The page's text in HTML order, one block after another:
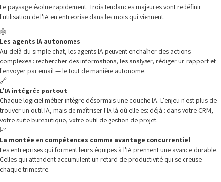
Le paysage évolue rapidement. Trois tendances majeures vont redéfinir
l'utilisation de l'IA en entreprise dans les mois qui viennent.
🤖
Les agents IA autonomes
Au-delà du simple chat, les agents IA peuvent enchaîner des actions
complexes : rechercher des informations, les analyser, rédiger un rapport et
l'envoyer par email — le tout de manière autonome.
🔗
L'IA intégrée partout
Chaque logiciel métier intègre désormais une couche IA. L'enjeu n'est plus de
trouver un outil IA, mais de maîtriser l'IA là où elle est déjà : dans votre CRM,
votre suite bureautique, votre outil de gestion de projet.
📈
La montée en compétences comme avantage concurrentiel
Les entreprises qui forment leurs équipes à l'IA prennent une avance durable.
Celles qui attendent accumulent un retard de productivité qui se creuse
chaque trimestre.